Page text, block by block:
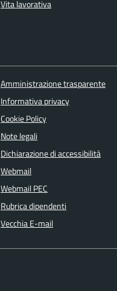
Vita lavorativa
Amministrazione trasparente
Informativa privacy
Cookie Policy
Note legali
Dichiarazione di accessibilità
Webmail
Webmail PEC
Rubrica dipendenti
Vecchia E-mail